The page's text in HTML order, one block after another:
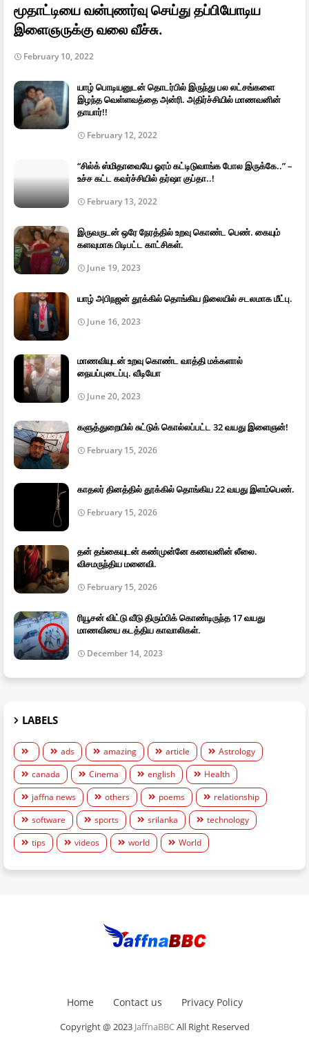
மூதாட்டியை வன்புணர்வு செய்து தப்பியோடிய
இளைஞருக்கு வலை வீச்சு.
February 10, 2022
யாழ் பொடியனுடன் தொடர்பில் இருந்து பல லட்சங்களை
இழந்த வெள்ளவத்தை அன்ரி. அதிர்ச்சியில் மாணவனின்
தாயார்!!
February 12, 2022
“சில்க் ஸ்மிதாவையே ஓரம் கட்டிடுவாங்க போல இருக்கே..” –
உச்ச கட்ட கவர்ச்சியில் தர்ஷா குப்தா..!
February 13, 2022
இருவருடன் ஒரே நேரத்தில் உறவு கொண்ட பெண். கையும்
களவுமாக பிடிபட்ட காட்சிகள்.
June 19, 2023
யாழ் அபிநஜன் தூக்கில் தொங்கிய நிலையில் சடலமாக மீட்பு.
June 16, 2023
மாணவியுடன் உறவு கொண்ட வாத்தி மக்களால்
நையப்புடைப்பு. வீடியோ
June 20, 2023
களுத்துறையில் சுட்டுக் கொல்லப்பட்ட 32 வயது இளைஞன்!
February 15, 2026
காதலர் தினத்தில் தூக்கில் தொங்கிய 22 வயது இளம்பெண்.
February 15, 2026
தன் தங்கையுடன் கண்முன்னே கணவனின் லீலை.
விசமருந்திய மனைவி.
February 15, 2026
ரியூசன் விட்டு வீடு திரும்பிக் கொண்டிருந்த 17 வயது
மாணவியை கடத்திய காவாலிகள்.
December 14, 2023
LABELS
ads amazing article
Astrology
canada
Cinema english
Health
jaffna news
others poems
relationship
software
sports srilanka
technology
tips
videos world World
Home Contact us Privacy Policy
Copyright @ 2023 JaffnaBBCAll Right Reserved